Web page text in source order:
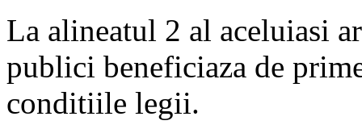
La alineatul 2 al aceluiasi
publici beneficiaza de
conditiile legii.